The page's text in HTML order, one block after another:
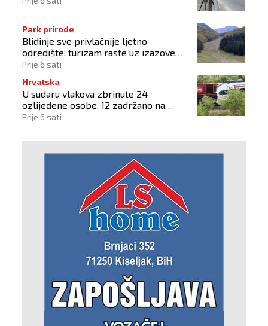
Park prirode
Blidinje sve privlačnije ljetno
odredište, turizam raste uz izazove
očuvanja prirode
Prije 6 sati
Hrvatska
U sudaru vlakova zbrinute 24
ozlijeđene osobe, 12 zadržano na
liječenju
Prije 6 sati